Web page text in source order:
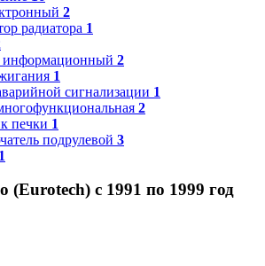
2
радиатора 1
информационный 2
1
сигнализации 1
2
печки 1
подрулевой 3
1
(Eurotech) с 1991 по 1999 год